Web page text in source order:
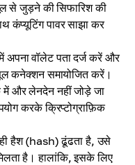
से जुड़ने की सिफारिश की
कंप्यूटिंग पावर साझा कर
अपना वॉलेट पता दर्ज करें और
कनेक्शन समायोजित करें।
में और लेनदेन नहीं जोड़े जा
करके क्रिप्टोग्राफ़िक
हैश (hash) ढूंढता है, उसे
है। हालांकि, इसके लिए